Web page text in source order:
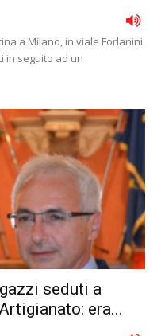
a Milano, in viale Forlanini.
in seguito ad un
seduti a
era...